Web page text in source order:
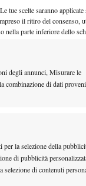
tue scelte saranno applicate
il ritiro del consenso,
nella parte inferiore dello
degli annunci, Misurare le
combinazione di dati
la selezione della
di pubblicità
di contenuti